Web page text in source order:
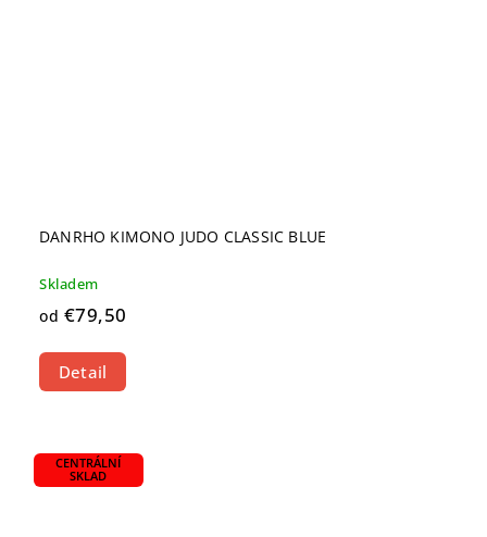
DANRHO KIMONO JUDO CLASSIC BLUE
Skladem
od €79,50
Detail
CENTRÁLNÍ
SKLAD